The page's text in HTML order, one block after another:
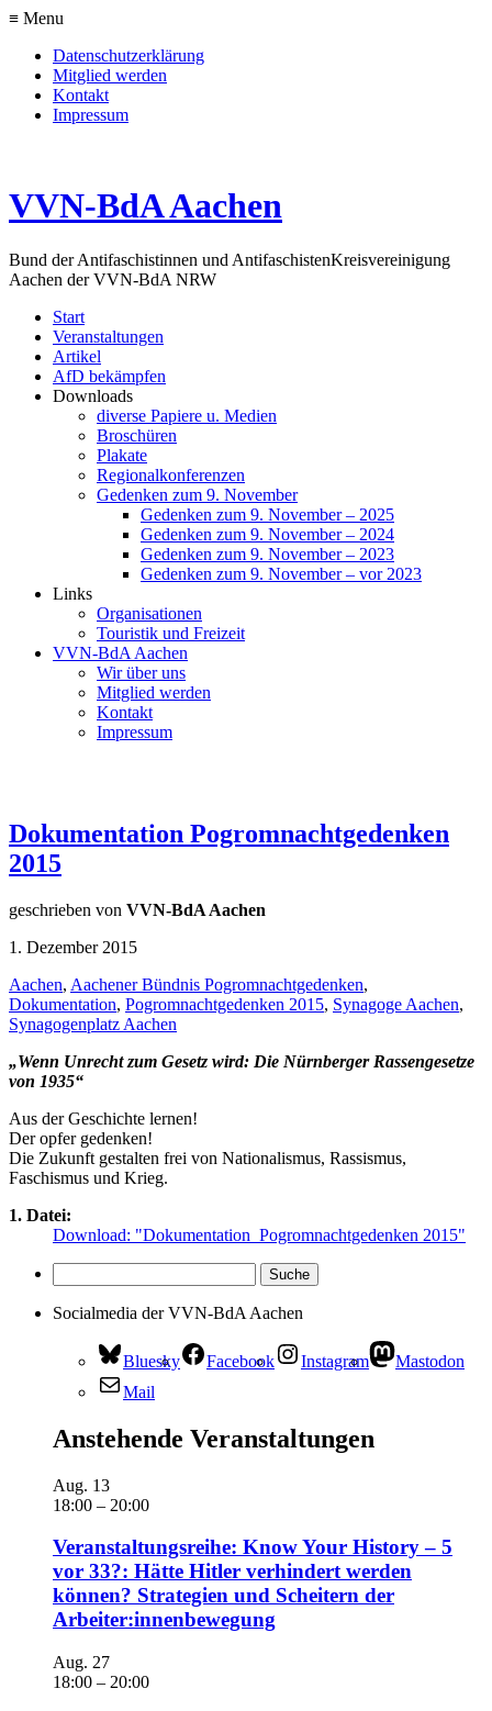
≡ Menu
Datenschutzerklärung
Mitglied werden
Kontakt
Impressum
VVN-BdA Aachen
Bund der Antifaschistinnen und AntifaschistenKreisvereinigung
Aachen der VVN-BdA NRW
Start
Veranstaltungen
Artikel
AfD bekämpfen
Downloads
diverse Papiere u. Medien
Broschüren
Plakate
Regionalkonferenzen
Gedenken zum 9. November
Gedenken zum 9. November – 2025
Gedenken zum 9. November – 2024
Gedenken zum 9. November – 2023
Gedenken zum 9. November – vor 2023
Links
Organisationen
Touristik und Freizeit
VVN-BdA Aachen
Wir über uns
Mitglied werden
Kontakt
Impressum
Dokumentation Pogromnachtgedenken
2015
geschrieben von VVN-BdA Aachen
1. Dezember 2015
Aachen, Aachener Bündnis Pogromnachtgedenken,
Dokumentation, Pogromnachtgedenken 2015, Synagoge Aachen,
Synagogenplatz Aachen
„Wenn Unrecht zum Gesetz wird: Die Nürnberger Rassengesetze
von 1935“
Aus der Geschichte lernen!
Der opfer gedenken!
Die Zukunft gestalten frei von Nationalismus, Rassismus,
Faschismus und Krieg.
1. Datei:
Download: "Dokumentation_Pogromnachtgedenken 2015"
Socialmedia der VVN-BdA Aachen
Bluesky Facebook Instagram
Mastodon
Mail
Anstehende Veranstaltungen
Aug. 13
18:00 – 20:00
Veranstaltungsreihe: Know Your History – 5
vor 33?: Hätte Hitler verhindert werden
können? Strategien und Scheitern der
Arbeiter:innenbewegung
Aug. 27
18:00 – 20:00